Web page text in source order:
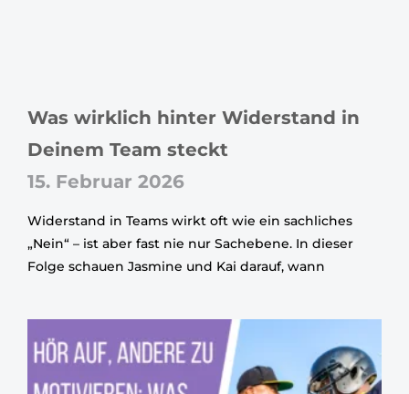
Was wirklich hinter Widerstand in
Deinem Team steckt
15. Februar 2026
Widerstand in Teams wirkt oft wie ein sachliches
„Nein“ – ist aber fast nie nur Sachebene. In dieser
Folge schauen Jasmine und Kai darauf, wann